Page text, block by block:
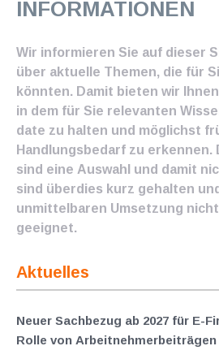
INFORMATIONEN
Wir informieren Sie auf dieser
über aktuelle Themen, die für
könnten. Damit bieten wir
in dem für Sie relevanten
date zu halten und möglichst
Handlungsbedarf zu erkennen.
sind eine Auswahl und damit
sind überdies kurz gehalten
unmittelbaren Umsetzung
geeignet.
Aktuelles
Neuer Sachbezug ab 2027 für E-
Rolle von Arbeitnehmer​­beiträgen